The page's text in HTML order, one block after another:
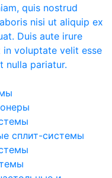
quis nostrud
nisi ut aliquip ex
Duis aute irure
voluptate velit esse
nulla pariatur.
сплит-системы